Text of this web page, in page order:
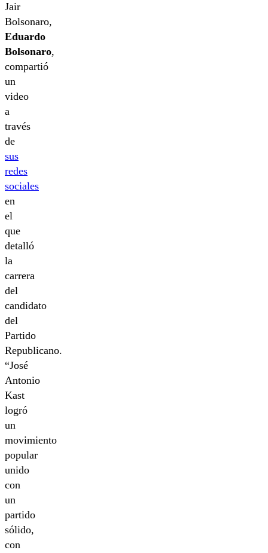
Jair
Bolsonaro,
Eduardo
Bolsonaro,
compartió
un
video
a
través
de
sus
redes
sociales
en
el
que
detalló
la
carrera
del
candidato
del
Partido
Republicano.
“José
Antonio
Kast
logró
un
movimiento
popular
unido
con
un
partido
sólido,
con